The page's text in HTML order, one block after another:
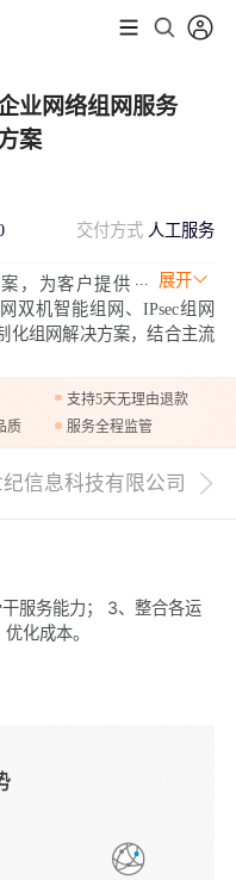
业网络组网服务
案
交付方式 人工服务
展开
，为客户提供
双机智能组网、IPsec组网
化组网解决方案，结合主流
支持5天无理由退款
质
服务全程监管
信息科技有限公司
服务能力； 3、整合各运
化成本。